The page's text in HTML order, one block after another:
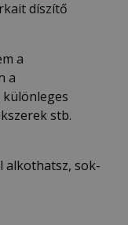
díszítő
a
a
stb.
alkothatsz, sok-